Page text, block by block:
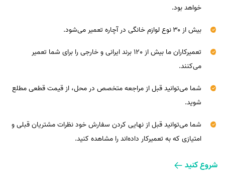
خواهد بود.
بیش از ۳۰ نوع لوازم خانگی در آچاره تعمیر می‌شود.
تعمیرکاران ما بیش از 120 برند ایرانی و خارجی را برای شما تعمیر
می‌کنند.
شما می‌توانید قبل از مراجعه متخصص در محل، از قیمت قطعی مطلع
شوید.
شما می‌توانید قبل از نهایی کردن سفارش خود نظرات مشتریان قبلی و
امتیازی که به تعمیرکار داده‌اند را مشاهده کنید.
شروع کنید